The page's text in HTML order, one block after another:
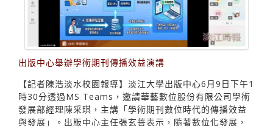
出版中心舉辦學術期刊傳播效益演講
【記者陳浩淡水校園報導】淡江大學出版中心6月9日下午1
時30分透過MS Teams，邀請華藝數位股份有限公司學術
發展部經理陳采琪，主講「學術期刊數位時代的傳播效益
與發展」。出版中心主任張玄菩表示，隨著數位化發展，